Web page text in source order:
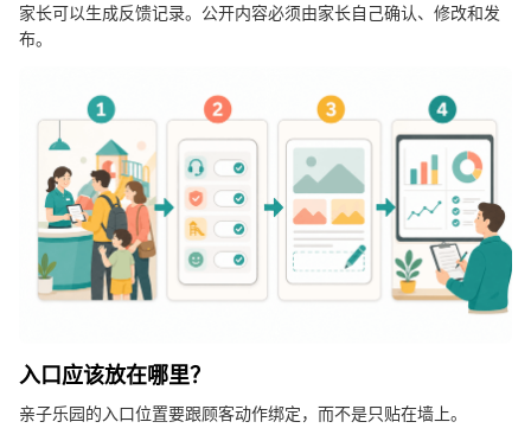
家长可以生成反馈记录。公开内容必须由家长自己确认、修改和发
布。
入口应该放在哪里？
亲子乐园的入口位置要跟顾客动作绑定，而不是只贴在墙上。